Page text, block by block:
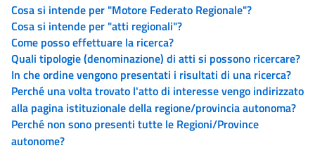
Cosa si intende per "Motore Federato Regionale"?
Cosa si intende per "atti regionali"?
Come posso effettuare la ricerca?
Quali tipologie (denominazione) di atti si possono ricercare?
In che ordine vengono presentati i risultati di una ricerca?
Perché una volta trovato l'atto di interesse vengo indirizzato
alla pagina istituzionale della regione/provincia autonoma?
Perché non sono presenti tutte le Regioni/Province
autonome?